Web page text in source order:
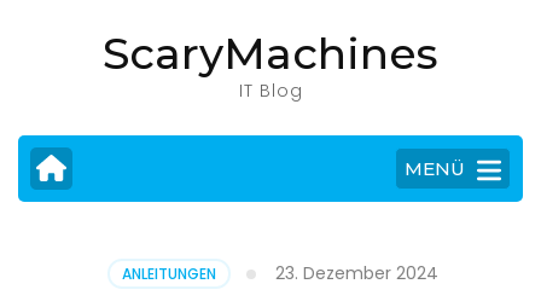
drücken)
ScaryMachines
IT Blog
MENÜ
ANLEITUNGEN 23. Dezember 2024